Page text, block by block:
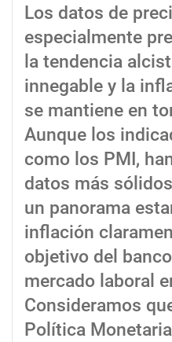
Los datos de
especialmente
la tendencia
innegable y la
se mantiene en
Aunque los
como los PMI,
datos más
un panorama
inflación
objetivo del
mercado laboral
Consideramos
Política